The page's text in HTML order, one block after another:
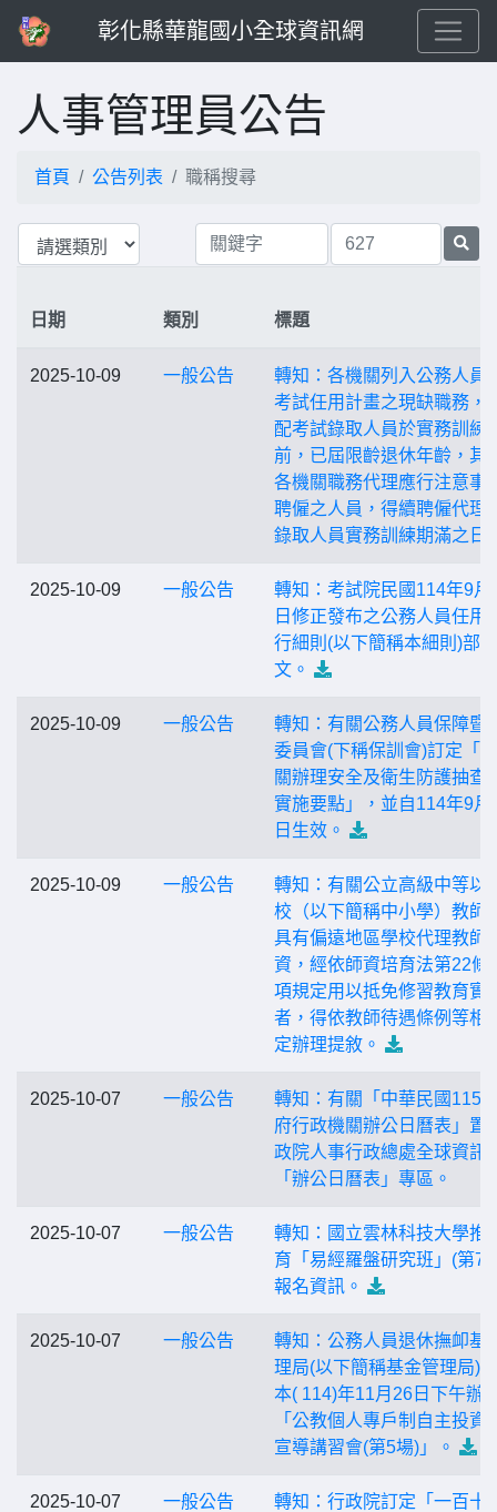
彰化縣華龍國小全球資訊網
人事管理員公告
首頁 公告列表 職稱搜尋
日期 類別 標題
2025-10-09 一般公告
轉知：各機關列入公務人員
考試任用計畫之現缺職務，
配考試錄取人員於實務訓練
前，已屆限齡退休年齡，其
各機關職務代理應行注意事
聘僱之人員，得續聘僱代理
錄取人員實務訓練期滿之日
2025-10-09 一般公告
轉知：考試院民國114年9月
日修正發布之公務人員任用
行細則(以下簡稱本細則)部
文。
2025-10-09 一般公告
轉知：有關公務人員保障暨
委員會(下稱保訓會)訂定「
關辦理安全及衛生防護抽查
實施要點」，並自114年9月
日生效。
2025-10-09 一般公告
轉知：有關公立高級中等以
校（以下簡稱中小學）教師
具有偏遠地區學校代理教師
資，經依師資培育法第22條
項規定用以抵免修習教育實
者，得依教師待遇條例等相
定辦理提敘。
2025-10-07 一般公告
轉知：有關「中華民國115
府行政機關辦公日曆表」置
政院人事行政總處全球資訊
「辦公日曆表」專區。
2025-10-07 一般公告
轉知：國立雲林科技大學推
育「易經羅盤研究班」(第7
報名資訊。
2025-10-07 一般公告
轉知：公務人員退休撫卹基
理局(以下簡稱基金管理局)
本( 114)年11月26日下午辦
「公教個人專戶制自主投資
宣導講習會(第5場)」。
2025-10-07 一般公告
轉知：行政院訂定「一百十